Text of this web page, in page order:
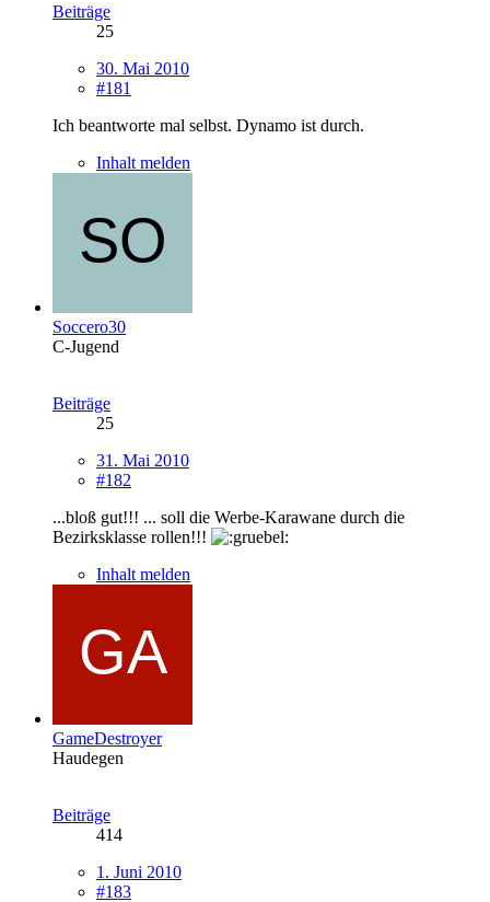
Beiträge
25
30. Mai 2010
#181
Ich beantworte mal selbst. Dynamo ist durch.
Inhalt melden
Soccero30
C-Jugend
Beiträge
25
31. Mai 2010
#182
...bloß gut!!! ... soll die Werbe-Karawane durch die
Bezirksklasse rollen!!!
Inhalt melden
GameDestroyer
Haudegen
Beiträge
414
1. Juni 2010
#183